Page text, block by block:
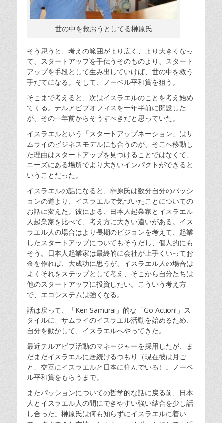
世の中を救おうとしてる榊原氏
そう思うと、考えの範囲がより広く、より大きくなっ
て、スタートアップを手伝うそのものより、スタート
アップを手段として生み出していけば、世の中を救う
手だてになる。そして、ノーベル平和賞を狙う。
そこまで考えると、次はイスラエルのことを考え始め
てくる。テルアビブオフィスを一年半前に開設した
が、その一年前からそうすべきだと思っていた。
イスラエルという「スタートアップネーション」はサ
ムライのビジネスモデルにも合うのが、そこへ移動し
た理由はスタートアップを見つけることではなくて、
ニーズにある場所でより大きいインパクトができると
いうことだった。
イスラエルの話になると、榊原氏は数分自分のパッシ
ョンの道より、イスラエルで気づいたことについての
お話に変えた。彼による、日本人起業家とイスラエル
人起業家を比べて、考え方に大きい違いがある。イス
ラエル人の場合はより長期のビジョンを考えて、起業
したスタートアップについてもそうだし、個人的にも
そう。日本人起業家は最終的に会社が上手くいってお
金を作れば、大成功に思うが、イスラエル人の場合は
よくそれをステップとして考え、そこから自分たちは
他のスタートアップに投資したい。こういう考え方
で、エコシステムは強くなる。
話は戻って、「Ken Samurai」的な「Go Action!」ス
タイルに、サムライのイスラエル活動を始めるため、
自分を動かして、イスラエルへやってきた。
最近テルアビブ活動のマネージャーを採用したが、ま
だまだイスラエルに居続けるつもり（現在彼は月ご
と、交互にイスラエルと日本に住んでいる）。ノーベ
ル平和賞をもらうまで。
またパッションについての哲学的な話に戻る前、日本
人とイスラエル人の間にできやすい強い結合を少し話
し合った。榊原氏は何も知らずにイスラエルに着い